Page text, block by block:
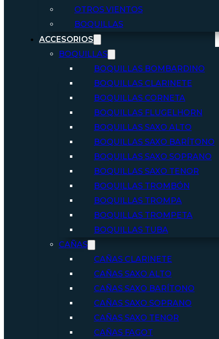
OTROS VIENTOS
BOQUILLAS
ACCESORIOS
BOQUILLAS
BOQUILLAS BOMBARDINO
BOQUILLAS CLARINETE
BOQUILLAS CORNETA
BOQUILLAS FLUGELHORN
BOQUILLAS SAXO ALTO
BOQUILLAS SAXO BARÍTONO
BOQUILLAS SAXO SOPRANO
BOQUILLAS SAXO TENOR
BOQUILLAS TROMBÓN
BOQUILLAS TROMPA
BOQUILLAS TROMPETA
BOQUILLAS TUBA
CAÑAS
CAÑAS CLARINETE
CAÑAS SAXO ALTO
CAÑAS SAXO BARÍTONO
CAÑAS SAXO SOPRANO
CAÑAS SAXO TENOR
CAÑAS FAGOT